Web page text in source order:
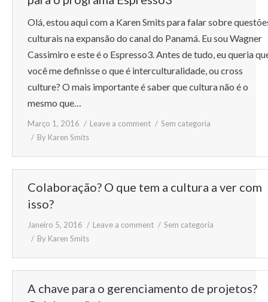
Olá, estou aqui com a Karen Smits para falar sobre
culturais na expansão do canal do Panamá. Eu sou Wagner
Cassimiro e este é o Espresso3. Antes de tudo, eu queria
você me definisse o que é interculturalidade, ou cross
culture? O mais importante é saber que cultura não é o
mesmo que…
Março 1, 2016 Leave a comment
Sem categoria
By Karen Smits
Colaboração? O que tem a cultura a ver com
isso?
Janeiro 5, 2016 Leave a comment
Sem categoria
By Karen Smits
A chave para o gerenciamento de projetos?